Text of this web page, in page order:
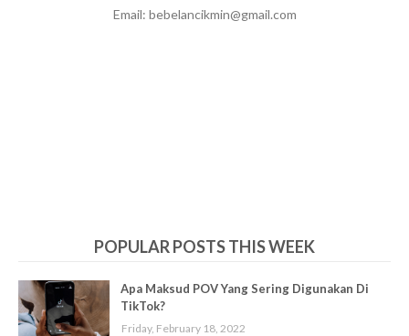
Email: bebelancikmin@gmail.com
POPULAR POSTS THIS WEEK
Apa Maksud POV Yang Sering Digunakan Di
TikTok?
Friday, February 18, 2022